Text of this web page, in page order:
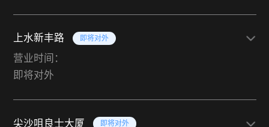
上水新丰路 即将对外
营业时间：
即将对外
尖沙咀良士大厦 即将对外